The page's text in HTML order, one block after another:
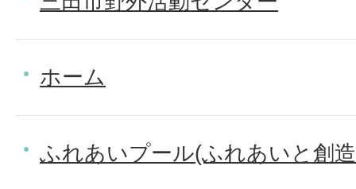
ホーム
ふれあいプール(ふれあいと創